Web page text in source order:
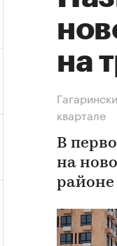
на
квартале
В
на
районе